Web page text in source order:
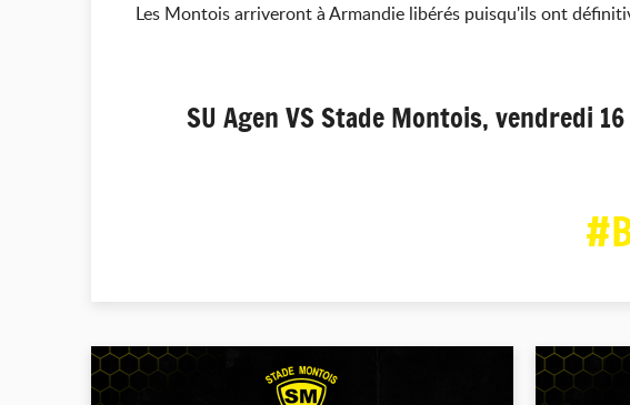
Les Montois arriveront à Armandie libérés puisqu'ils ont
SU Agen VS Stade Montois, vendredi